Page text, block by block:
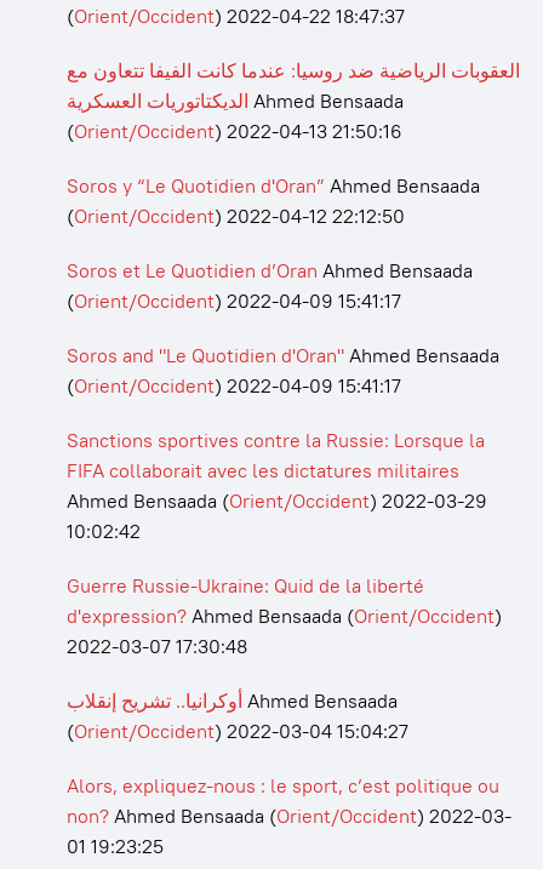
(Orient/Occident) 2022-04-22 18:47:37
العقوبات الرياضية ضد روسيا: عندما كانت الفيفا تتعاون مع
الديكتاتوريات العسكرية Ahmed Bensaada
(Orient/Occident) 2022-04-13 21:50:16
Soros y “Le Quotidien d'Oran” Ahmed Bensaada
(Orient/Occident) 2022-04-12 22:12:50
Soros et Le Quotidien d’Oran Ahmed Bensaada
(Orient/Occident) 2022-04-09 15:41:17
Soros and "Le Quotidien d'Oran"Ahmed Bensaada
(Orient/Occident) 2022-04-09 15:41:17
Sanctions sportives contre la Russie: Lorsque la
FIFA collaborait avec les dictatures militaires
Ahmed Bensaada (Orient/Occident) 2022-03-29
10:02:42
Guerre Russie-Ukraine: Quid de la liberté
d'expression?Ahmed Bensaada (Orient/Occident)
2022-03-07 17:30:48
أوكرانيا.. تشريح إنقلابAhmed Bensaada
(Orient/Occident) 2022-03-04 15:04:27
Alors, expliquez-nous : le sport, c’est politique ou
non?Ahmed Bensaada (Orient/Occident) 2022-03-
01 19:23:25